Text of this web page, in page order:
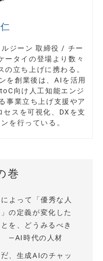
ジーン 取締役 / チー
ータイの登場より数々
立ち上げに携わる。
を創業後は、AIを活用
向け人工知能エンジ
事業立ち上げ支援やア
セスを可視化、DXを支
を行っている。
巻
よって「優秀な人
の定義が変化した
を、どうみるべき
—AI時代の人材
、生成AIのチャッ